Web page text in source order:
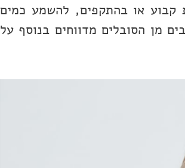
קבוע או בהתקפים, להשמע כמים
מן הסובלים מדווחים בנוסף על